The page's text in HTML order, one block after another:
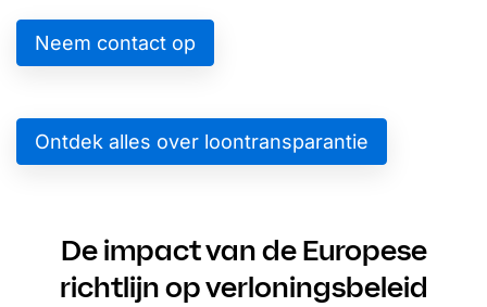
Neem contact op
Ontdek alles over loontransparantie
De impact van de Europese
richtlijn op verloningsbeleid